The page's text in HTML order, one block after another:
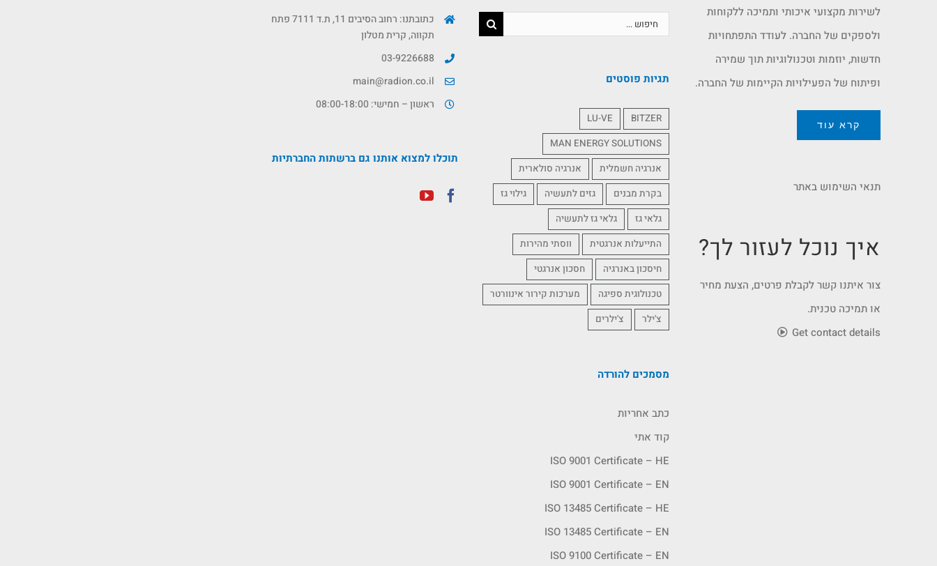
לשירות מקצועי איכותי ותמיכה ללקוחות
ולספקים של החברה. לעודד התפתחויות
חדשות, יוזמות וטכנולוגיות תוך שמירה
ופיתוח של הפעילויות הקיימות של החברה.
קרא עוד
תנאי השימוש באתר
איך נוכל לעזור לך?
צור איתנו קשר לקבלת פרטים, הצעת מחיר
או תמיכה טכנית.
Get contact details
תגיות פוסטים
BITZER
LU-VE
MAN ENERGY SOLUTIONS
אנרגיה חשמלית
אנרגיה סולארית
בקרת מבנים
גזים לתעשיה
גילוי גז
גלאי גז
גלאי גז לתעשיה
התייעלות אנרגטית
ווסתי מהירות
חיסכון באנרגיה
חסכון אנרגטי
טכנולוגית ספיגה
מערכות קירור אינוורטר
צ'ילר
צ'ילרים
מסמכים להורדה
כתב אחריות
קוד אתי
ISO 9001 Certificate – HE
ISO 9001 Certificate – EN
ISO 13485 Certificate – HE
ISO 13485 Certificate – EN
ISO 9100 Certificate – EN
כתובתנו: רחוב הסיבים 11, ת.ד 7111 פתח
תקווה, קרית מטלון
03-9226688
main@radion.co.il
ראשון – חמישי: 08:00-18:00
תוכלו למצוא אותנו גם ברשתות החברתיות